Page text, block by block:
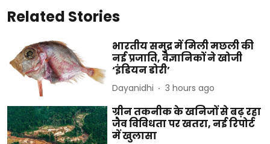
Related Stories
भारतीय समुद्र में मिली मछली की
नई प्रजाति, वैज्ञानिकों ने खोजी
‘इंडियन डोरी’
Dayanidhi 3 hours ago
ग्रीन तकनीक के खनिजों से बढ़ रहा
जैव विविधता पर खतरा, नई रिपोर्ट
में खुलासा